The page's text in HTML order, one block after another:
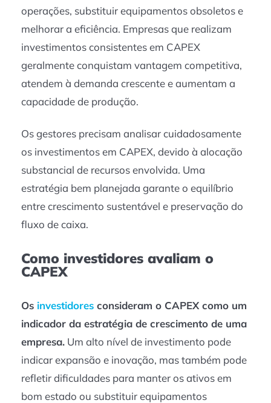
operações, substituir equipamentos obsoletos e
melhorar a eficiência. Empresas que realizam
investimentos consistentes em CAPEX
geralmente conquistam vantagem competitiva,
atendem à demanda crescente e aumentam a
capacidade de produção.
Os gestores precisam analisar cuidadosamente
os investimentos em CAPEX, devido à alocação
substancial de recursos envolvida. Uma
estratégia bem planejada garante o equilíbrio
entre crescimento sustentável e preservação do
fluxo de caixa.
Como investidores avaliam o
CAPEX
Os investidores consideram o CAPEX como um
indicador da estratégia de crescimento de uma
empresa. Um alto nível de investimento pode
indicar expansão e inovação, mas também pode
refletir dificuldades para manter os ativos em
bom estado ou substituir equipamentos